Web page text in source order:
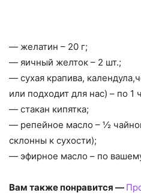
— желатин – 20 г;
— яичный желток – 2 шт.;
— сухая крапива,
или подходит для нас) – по 1
— стакан кипятка;
— репейное масло – ½
склонны к сухости);
— эфирное масло – по
Вам также понравится —